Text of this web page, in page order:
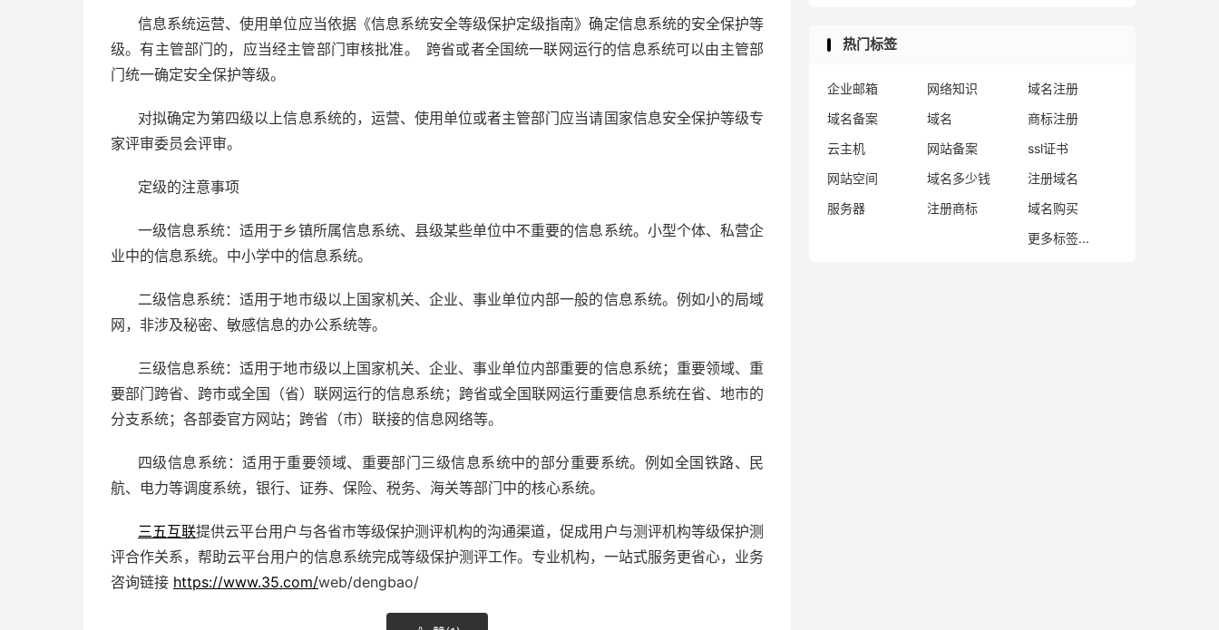
信息系统运营、使用单位应当依据《信息系统安全等级保护定级指南》确定信息系统的安全保护等
级。有主管部门的，应当经主管部门审核批准。 跨省或者全国统一联网运行的信息系统可以由主管部
门统一确定安全保护等级。
对拟确定为第四级以上信息系统的，运营、使用单位或者主管部门应当请国家信息安全保护等级专
家评审委员会评审。
定级的注意事项
一级信息系统：适用于乡镇所属信息系统、县级某些单位中不重要的信息系统。小型个体、私营企
业中的信息系统。中小学中的信息系统。
二级信息系统：适用于地市级以上国家机关、企业、事业单位内部一般的信息系统。例如小的局域
网，非涉及秘密、敏感信息的办公系统等。
三级信息系统：适用于地市级以上国家机关、企业、事业单位内部重要的信息系统；重要领域、重
要部门跨省、跨市或全国（省）联网运行的信息系统；跨省或全国联网运行重要信息系统在省、地市的
分支系统；各部委官方网站；跨省（市）联接的信息网络等。
四级信息系统：适用于重要领域、重要部门三级信息系统中的部分重要系统。例如全国铁路、民
航、电力等调度系统，银行、证券、保险、税务、海关等部门中的核心系统。
三五互联提供云平台用户与各省市等级保护测评机构的沟通渠道，促成用户与测评机构等级保护测
评合作关系，帮助云平台用户的信息系统完成等级保护测评工作。专业机构，一站式服务更省心，业务
咨询链接 https://www.35.com/web/dengbao/
热门标签
企业邮箱 网络知识
域名注册
域名备案
域名
商标注册
云主机
网站备案
ssl证书
网站空间
域名多少钱
注册域名
服务器
注册商标
域名购买
更多标签...